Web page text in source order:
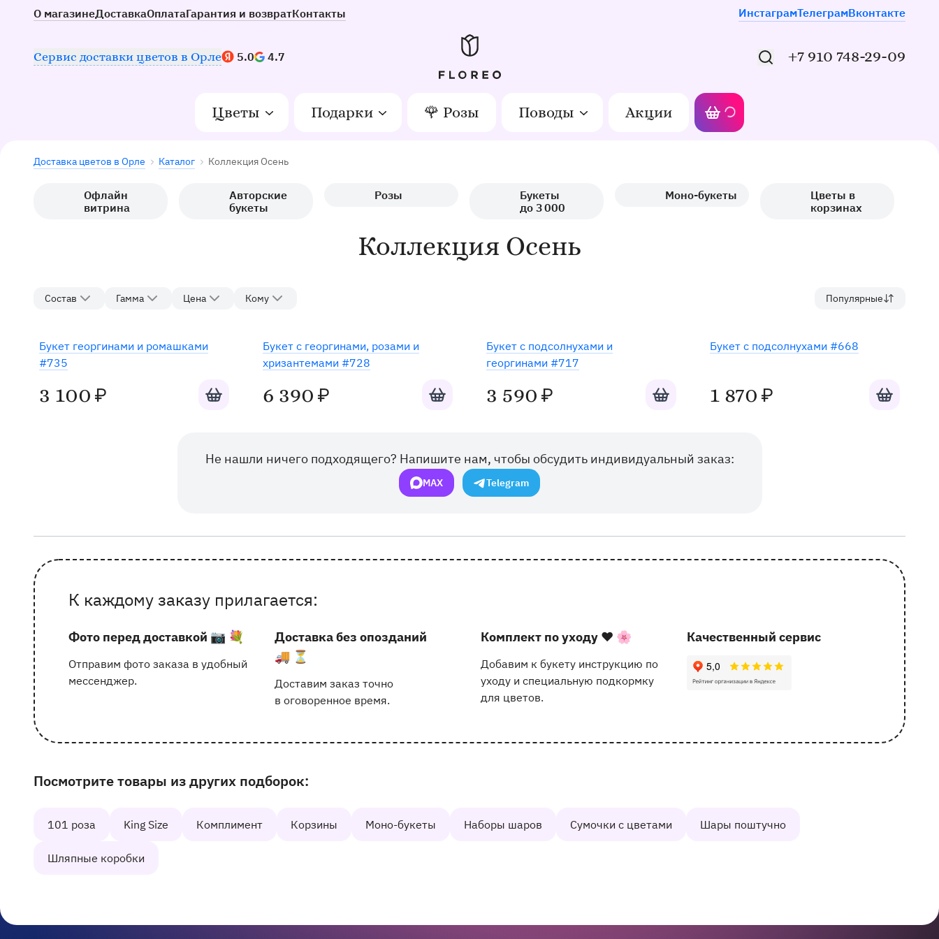
О магазинеДоставкаОплатаГарантия и возвратКонтакты Мы в соцсетях
ИнстаграмТелеграмВконтакте
Сервис доставки цветов в ОрлеНаш рейтинг:
5.0 4.7 +7 910 748-29-09
Цветы Подарки 🌹 Розы Поводы Акции Моя корзина
Доставка цветов в Орле Каталог Коллекция Осень
Офлайн
витрина
Авторские
букеты
Розы
Букеты
до 3 000
Моно-букеты
Цветы в
корзинах
Коллекция Осень
Состав Гамма Цена Кому Популярные
Букет георгинами и ромашками
#735
3 100 ₽ Добавить в корзину
Букет с георгинами, розами и
хризантемами #728
6 390 ₽ Добавить в корзину
Букет с подсолнухами и
георгинами #717
3 590 ₽ Добавить в корзину
Букет с подсолнухами #668
1 870 ₽ Добавить в
Не нашли ничего подходящего? Напишите нам, чтобы обсудить индивидуальный заказ:
MAX Telegram
Почему выбирают Флорео
К каждому заказу прилагается:
Фото перед доставкой 📷 💐
Отправим фото заказа в удобный
мессенджер.
Доставка без опозданий
🚚 ⏳
Доставим заказ точно
в оговоренное время.
Комплект по уходу ❤️ 🌸
Добавим к букету инструкцию по
уходу и специальную подкормку
для цветов.
Качественный сервис
162 отзыва с оценкой 5.0 ⭐
Наши другие подборки товаров на сайте
Посмотрите товары из других подборок:
101 роза King Size Комплимент Корзины Моно-букеты Наборы шаров Сумочки с цветами Шары поштучно
Шляпные коробки